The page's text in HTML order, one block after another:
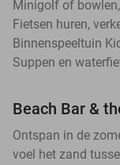
Minigolf of
Fietsen huren,
Binnenspeeltuin
Suppen en
Beach Bar &
Ontspan in de
voel het zand